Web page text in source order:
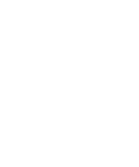
milióny od Ružičku